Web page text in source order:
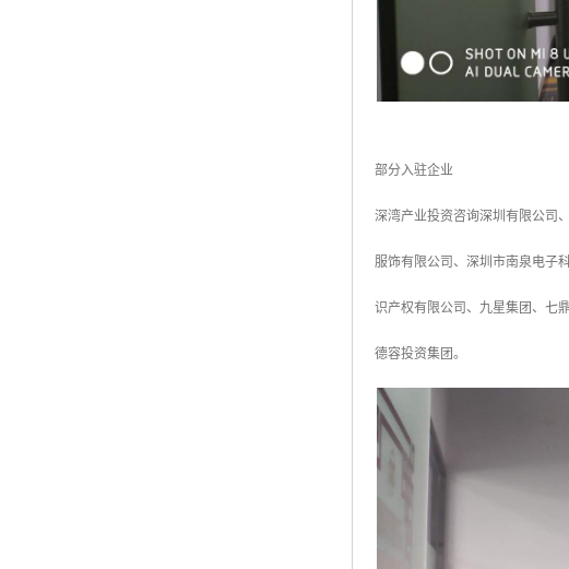
部分入驻企业
深湾产业投资咨询深圳有限公司
服饰有限公司、深圳市南泉电子
识产权有限公司、九星集团、七
德容投资集团。